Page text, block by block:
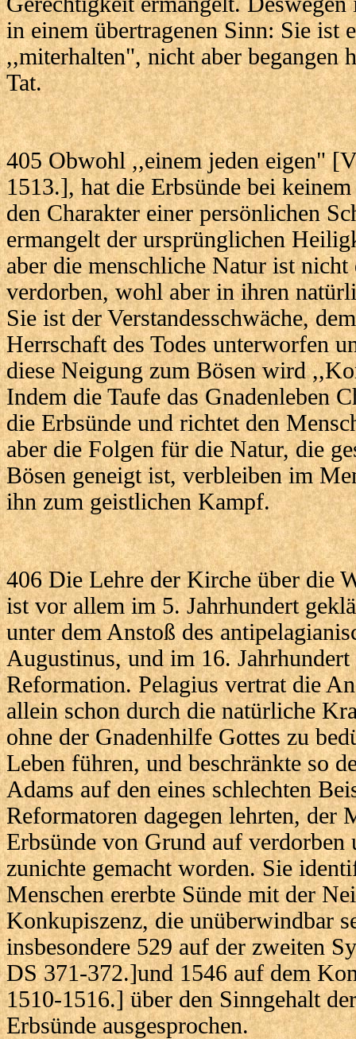
in einem übertragenen Sinn: Sie ist
,,miterhalten", nicht aber begangen
Tat.
405 Obwohl ,,einem jeden eigen"
1513.], hat die Erbsünde bei
den Charakter einer persönlichen
ermangelt der ursprünglichen
aber die menschliche Natur ist
verdorben, wohl aber in ihren
Sie ist der Verstandesschwäche,
Herrschaft des Todes unterworfen
diese Neigung zum Bösen wird
Indem die Taufe das Gnadenleben
die Erbsünde und richtet den
aber die Folgen für die Natur, die
Bösen geneigt ist, verbleiben im
ihn zum geistlichen Kampf.
406 Die Lehre der Kirche über die
ist vor allem im 5. Jahrhundert
unter dem Anstoß des
Augustinus, und im 16.
Reformation. Pelagius vertrat die
allein schon durch die natürliche
ohne der Gnadenhilfe Gottes zu
Leben führen, und beschränkte so
Adams auf den eines schlechten
Reformatoren dagegen lehrten, der
Erbsünde von Grund auf verdorben
zunichte gemacht worden. Sie
Menschen ererbte Sünde mit der
Konkupiszenz, die unüberwindbar
insbesondere 529 auf der zweiten
DS 371-372.]und 1546 auf dem
1510-1516.] über den Sinngehalt
Erbsünde ausgesprochen.